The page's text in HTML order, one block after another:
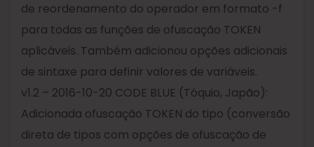
de reordenamento do operador em formato -f
para todas as funções de ofuscação TOKEN
aplicáveis. Também adicionou opções adicionais
de sintaxe para definir valores de variáveis.
v1.2 – 2016-10-20 CODE BLUE (Tóquio, Japão):
Adicionada ofuscação TOKEN do tipo (conversão
direta de tipos com opções de ofuscação de